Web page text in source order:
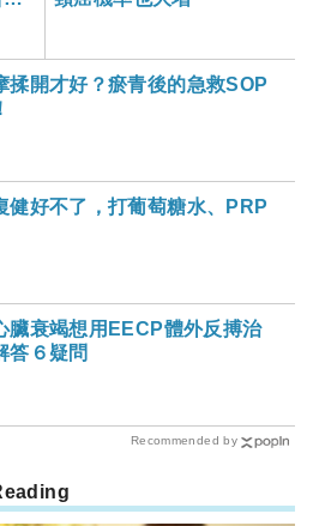
揉開才好？瘀青後的急救SOP
健好不了，打葡萄糖水、PRP
臟衰竭想用EECP體外反搏治
答６疑問
Recommended by